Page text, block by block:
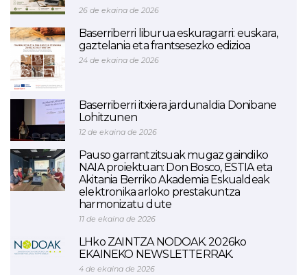
26 de ekaina de 2026
Baserriberri liburua eskuragarri: euskara,
gaztelania eta frantsesezko edizioa
24 de ekaina de 2026
Baserriberri itxiera jardunaldia Donibane
Lohitzunen
12 de ekaina de 2026
Pauso garrantzitsuak mugaz gaindiko
NAIA proiektuan: Don Bosco, ESTIA eta
Akitania Berriko Akademia Eskualdeak
elektronika arloko prestakuntza
harmonizatu dute
11 de ekaina de 2026
LHko ZAINTZA NODOAK. 2026ko
EKAINEKO NEWSLETTERRAK.
4 de ekaina de 2026